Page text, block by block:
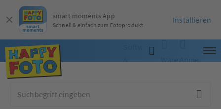
Software
smart moments App
Schnell & einfach zum Fotoprodukt
Installieren